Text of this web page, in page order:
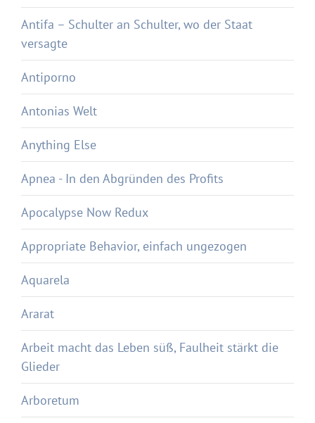
Antifa – Schulter an Schulter, wo der Staat
versagte
Antiporno
Antonias Welt
Anything Else
Apnea - In den Abgründen des Profits
Apocalypse Now Redux
Appropriate Behavior, einfach ungezogen
Aquarela
Ararat
Arbeit macht das Leben süß, Faulheit stärkt die
Glieder
Arboretum